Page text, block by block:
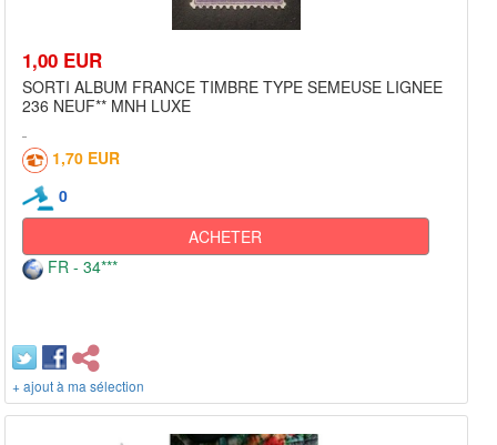
1,00 EUR
SORTI ALBUM FRANCE TIMBRE TYPE SEMEUSE LIGNEE
236 NEUF** MNH LUXE
1,70 EUR
0
ACHETER
FR - 34***
+ ajout à ma sélection